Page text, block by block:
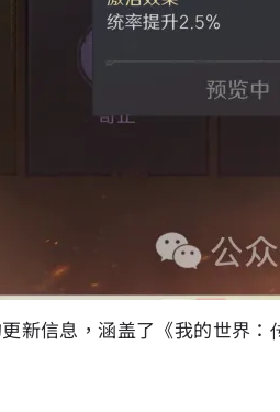
新信息，涵盖了《我的世界